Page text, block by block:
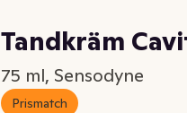
Tandkräm
75 ml, Sensodyne
Prismatch